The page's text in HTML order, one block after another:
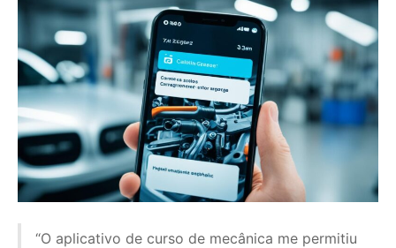
“O aplicativo de curso de mecânica me permitiu